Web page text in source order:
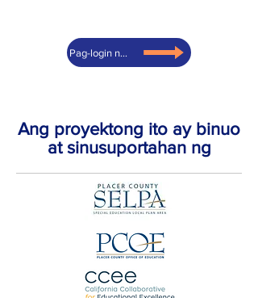
Pag-login ng Cohort
Ang proyektong ito ay binuo
at sinusuportahan ng